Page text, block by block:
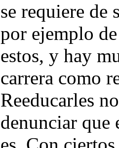
se requiere de
por ejemplo
estos, y hay
carrera como
Reeducarles
denunciar que